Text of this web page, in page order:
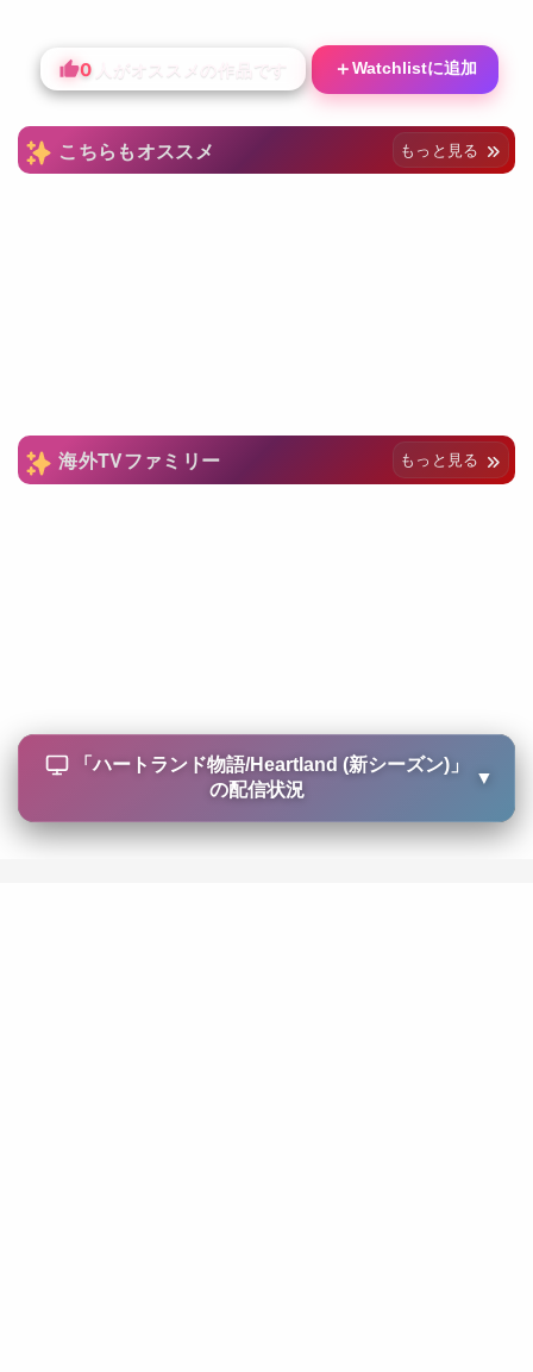
0 人がオススメの作品です ＋Watchlistに追加
こちらもオススメ もっと見る
海外TVファミリー もっと見る
「ハートランド物語/Heartland (新シーズン)」
の配信状況
▼